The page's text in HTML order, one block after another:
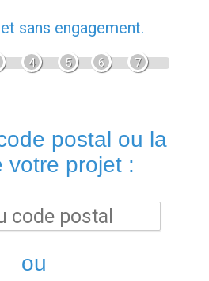
sans engagement.
4 5 6 7
postal ou la
votre projet :
ou